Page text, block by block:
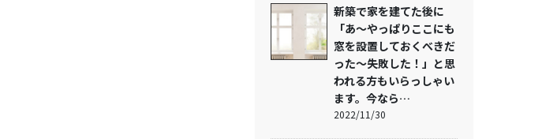
新築で家を建てた後に
「あ～やっぱりここにも
窓を設置しておくべきだ
った～失敗した！」と思
われる方もいらっしゃい
ます。今なら…
2022/11/30